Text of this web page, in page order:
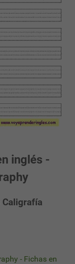
inglés -
- Fichas en